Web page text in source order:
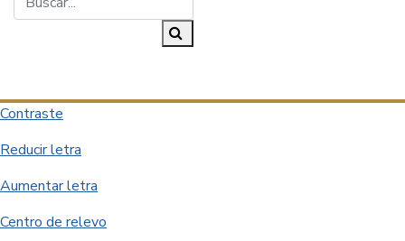
Contraste
Reducir letra
Aumentar letra
Centro de relevo